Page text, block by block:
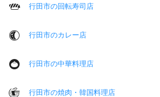
行田市の回転寿司店
行田市のカレー店
行田市の中華料理店
行田市の焼肉・韓国料理店